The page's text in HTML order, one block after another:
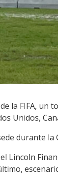
la FIFA, un
Unidos,
durante la
Lincoln